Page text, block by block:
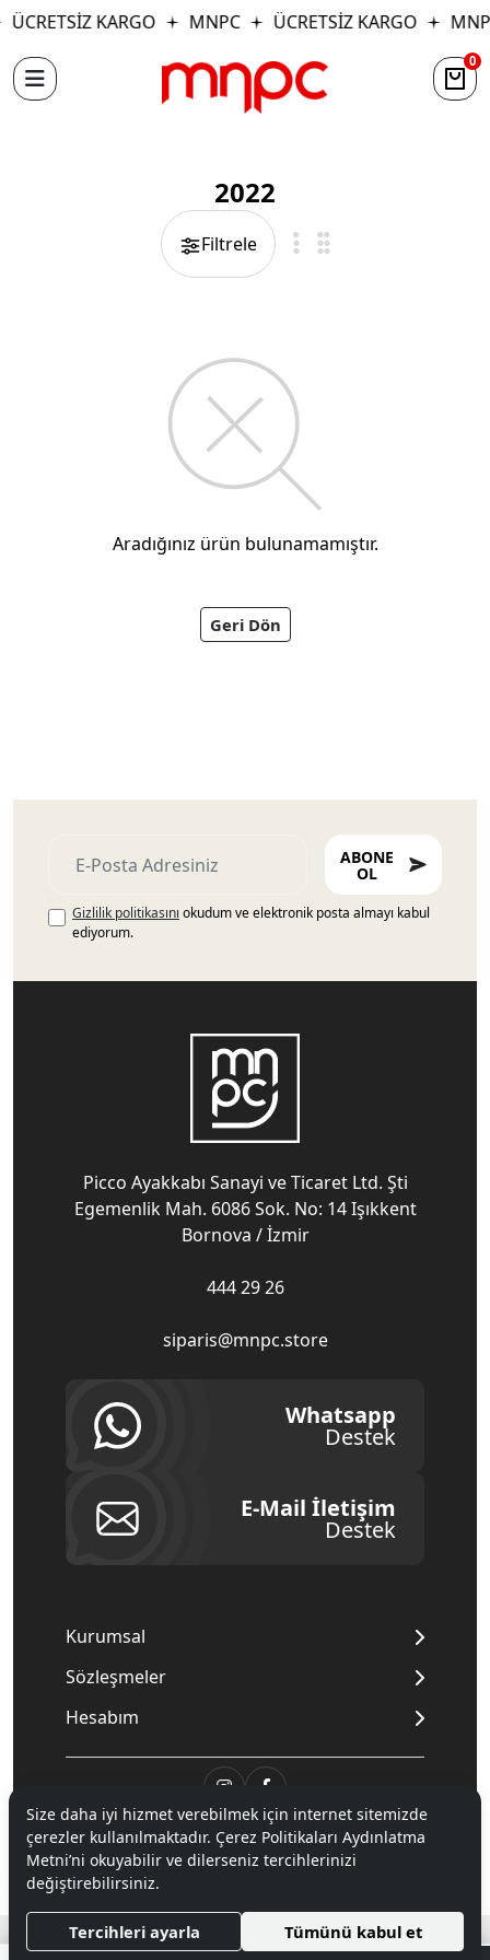
ÜCRETSİZ KARGO MNPC ÜCRETSİZ KARGO
0
2022
Filtrele
Aradığınız ürün bulunamamıştır.
Geri Dön
ABONE
OL
Gizlilik politikasını okudum ve elektronik posta almayı kabul
ediyorum.
Picco Ayakkabı Sanayi ve Ticaret Ltd. Şti
Egemenlik Mah. 6086 Sok. No: 14 Işıkkent
Bornova / İzmir
444 29 26
siparis@mnpc.store
Whatsapp
Destek
E-Mail İletişim
Destek
Kurumsal
Sözleşmeler
Hesabım
© 2020Mnpc. Tüm hakları saklıdır.
Hipotenüs Yeni Nesil E-Ticaret Sistemleri ile Hazırlanmıştır.
Size daha iyi hizmet verebilmek için internet sitemizde
çerezler kullanılmaktadır. Çerez Politikaları Aydınlatma
Metni’ni okuyabilir ve dilerseniz tercihlerinizi
değiştirebilirsiniz.
Tercihleri ayarla Tümünü kabul et